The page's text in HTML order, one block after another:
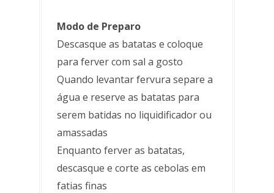
Modo de Preparo
Descasque as batatas e coloque
para ferver com sal a gosto
Quando levantar fervura separe a
água e reserve as batatas para
serem batidas no liquidificador ou
amassadas
Enquanto ferver as batatas,
descasque e corte as cebolas em
fatias finas